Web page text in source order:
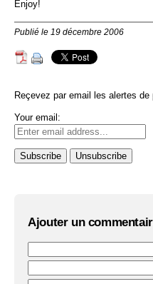
Enjoy!
Publié le 19 décembre 2006
Reçevez par email les alertes
Your email:
Ajouter un